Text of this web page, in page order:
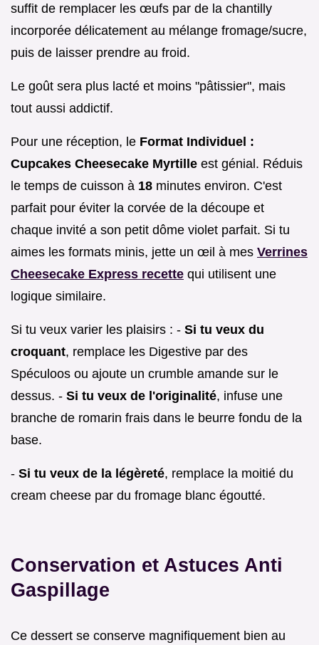
suffit de remplacer les œufs par de la chantilly
incorporée délicatement au mélange fromage/sucre,
puis de laisser prendre au froid.
Le goût sera plus lacté et moins "pâtissier", mais
tout aussi addictif.
Pour une réception, le Format Individuel :
Cupcakes Cheesecake Myrtille est génial. Réduis
le temps de cuisson à 18 minutes environ. C'est
parfait pour éviter la corvée de la découpe et
chaque invité a son petit dôme violet parfait. Si tu
aimes les formats minis, jette un œil à mes Verrines
Cheesecake Express recette qui utilisent une
logique similaire.
Si tu veux varier les plaisirs : - Si tu veux du
croquant, remplace les Digestive par des
Spéculoos ou ajoute un crumble amande sur le
dessus. - Si tu veux de l'originalité, infuse une
branche de romarin frais dans le beurre fondu de la
base.
- Si tu veux de la légèreté, remplace la moitié du
cream cheese par du fromage blanc égoutté.
Conservation et Astuces Anti
Gaspillage
Ce dessert se conserve magnifiquement bien au